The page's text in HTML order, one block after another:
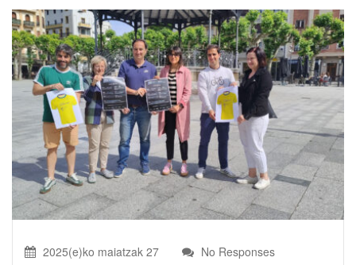
2025(e)ko maiatzak 27 No Responses